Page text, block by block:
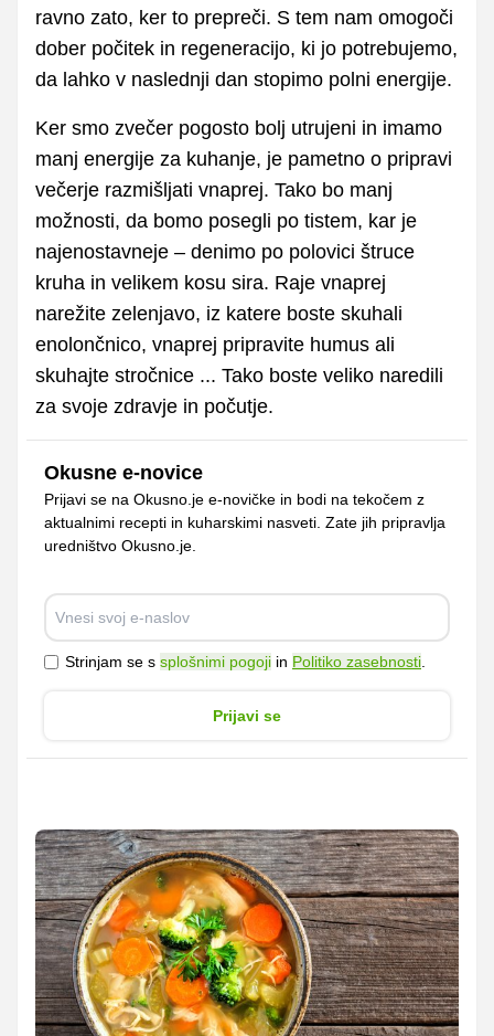
ravno zato, ker to prepreči. S tem nam omogoči
dober počitek in regeneracijo, ki jo potrebujemo,
da lahko v naslednji dan stopimo polni energije.
Ker smo zvečer pogosto bolj utrujeni in imamo
manj energije za kuhanje, je pametno o pripravi
večerje razmišljati vnaprej. Tako bo manj
možnosti, da bomo posegli po tistem, kar je
najenostavneje – denimo po polovici štruce
kruha in velikem kosu sira. Raje vnaprej
narežite zelenjavo, iz katere boste skuhali
enolončnico, vnaprej pripravite humus ali
skuhajte stročnice ... Tako boste veliko naredili
za svoje zdravje in počutje.
Okusne e-novice
Prijavi se na Okusno.je e-novičke in bodi na tekočem z
aktualnimi recepti in kuharskimi nasveti. Zate jih pripravlja
uredništvo Okusno.je.
Strinjam se s splošnimi pogoji in Politiko zasebnosti
Prijavi se